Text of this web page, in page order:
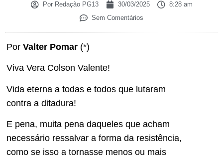
PorRedação PG13 30/03/2025
8:28 am
Sem Comentários
Por Valter Pomar (*)
Viva Vera Colson Valente!
Vida eterna a todas e todos que lutaram
contra a ditadura!
E pena, muita pena daqueles que acham
necessário ressalvar a forma da resistência,
como se isso a tornasse menos ou mais